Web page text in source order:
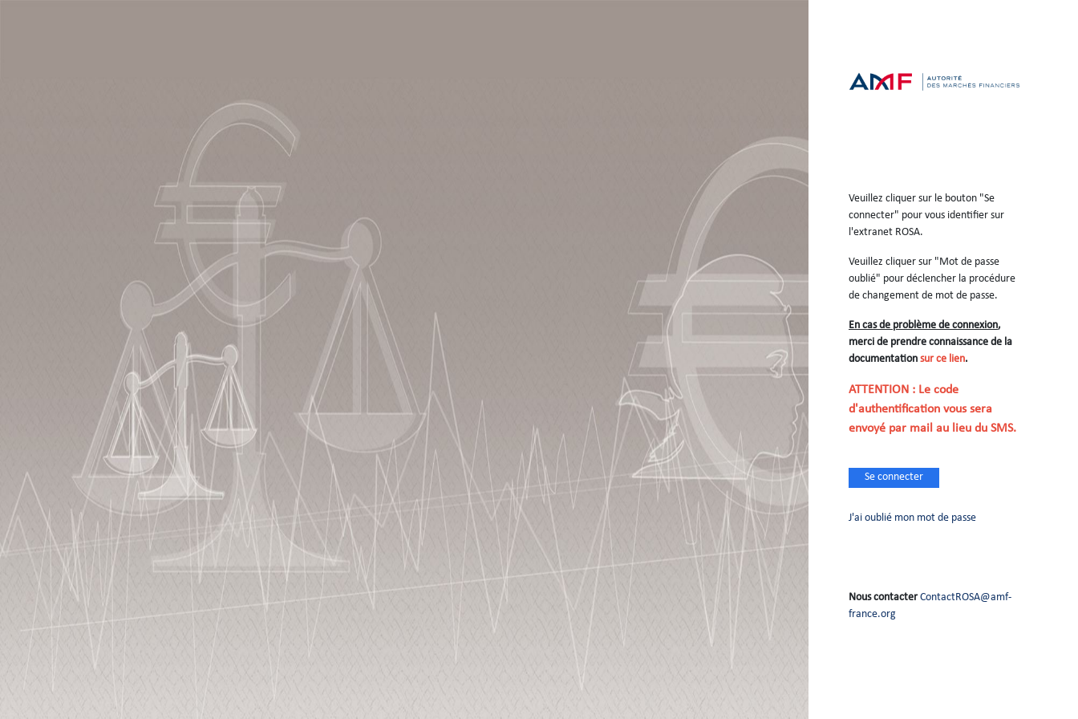
Veuillez cliquer sur le bouton "Se
connecter" pour vous identifier sur
l'extranet ROSA.
Veuillez cliquer sur "Mot de passe
oublié" pour déclencher la procédure
de changement de mot de passe.
En cas de problème de connexion,
merci de prendre connaissance de la
documentation sur ce lien.
ATTENTION : Le code
d'authentification vous sera
envoyé par mail au lieu du SMS.
Se connecter
J'ai oublié mon mot de passe
Nous contacter ContactROSA@amf-
france.org